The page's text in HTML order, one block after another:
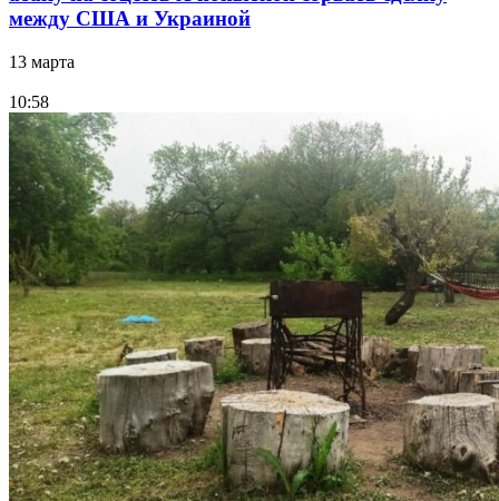
между США и Украиной
13 марта
10:58